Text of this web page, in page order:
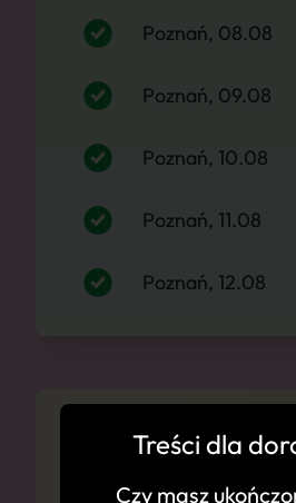
Poznań, 08.08
Poznań, 09.08
Poznań, 10.08
Poznań, 11.08
Poznań, 12.08
CennikTreści dla
Czy masz